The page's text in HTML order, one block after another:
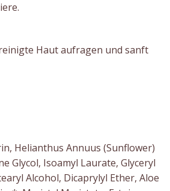
Haut aufragen und sanft
Helianthus Annuus (Sunflower)
Glycol, Isoamyl Laurate, Glyceryl
Alcohol, Dicaprylyl Ether, Aloe